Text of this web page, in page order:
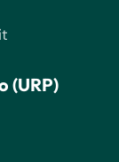
(URP)